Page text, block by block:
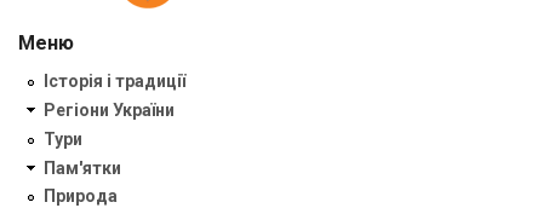
Меню
Історія і традиції
Регіони України
Тури
Пам'ятки
Природа